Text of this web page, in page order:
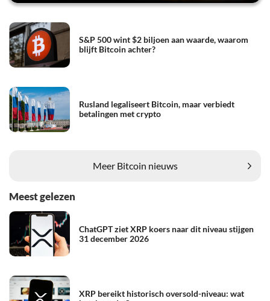
S&P 500 wint $2 biljoen aan waarde, waarom
blijft Bitcoin achter?
Rusland legaliseert Bitcoin, maar verbiedt
betalingen met crypto
Meer Bitcoin nieuws
Meest gelezen
ChatGPT ziet XRP koers naar dit niveau stijgen
31 december 2026
XRP bereikt historisch oversold-niveau: wat